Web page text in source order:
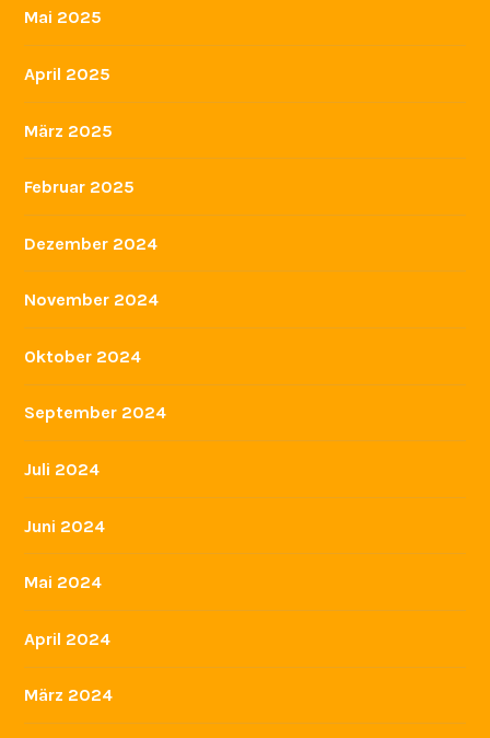
Mai 2025
April 2025
März 2025
Februar 2025
Dezember 2024
November 2024
Oktober 2024
September 2024
Juli 2024
Juni 2024
Mai 2024
April 2024
März 2024